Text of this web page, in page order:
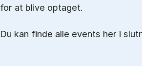
for at blive optaget.
Du kan finde alle events her i